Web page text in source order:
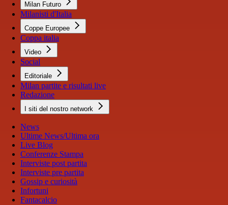
Milan Futuro
Milanisti d'Italia
Coppe Europee
Coppa italia
Video
Social
Editoriale
Milan partite e risultati live
Redazione
I siti del nostro network
News
Ultime News/Ultima ora
Live Blog
Conferenze Stampa
Interviste post partita
Interviste pre partita
Gossip e curiosità
Infortuni
Fantacalcio